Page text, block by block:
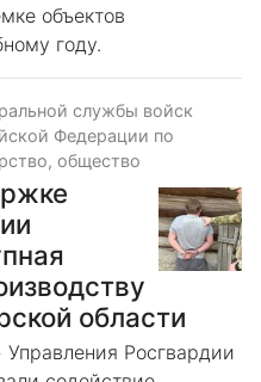
объектов
году.
службы войск
Федерации по
общество
области
Росгвардии